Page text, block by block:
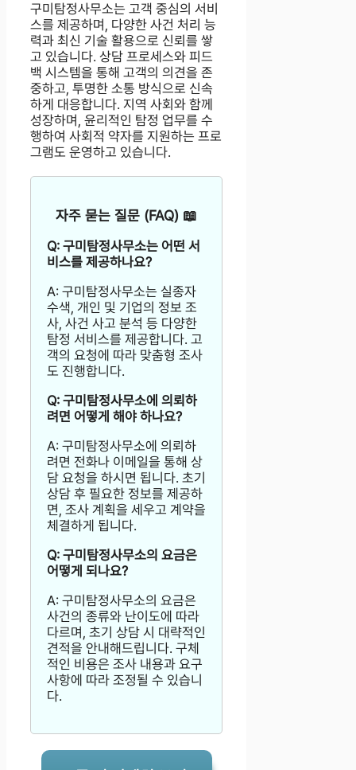
구미탐정사무소는 고객 중심의 서비
스를 제공하며, 다양한 사건 처리 능
력과 최신 기술 활용으로 신뢰를 쌓
고 있습니다. 상담 프로세스와 피드
백 시스템을 통해 고객의 의견을 존
중하고, 투명한 소통 방식으로 신속
하게 대응합니다. 지역 사회와 함께
성장하며, 윤리적인 탐정 업무를 수
행하여 사회적 약자를 지원하는 프로
그램도 운영하고 있습니다.
자주 묻는 질문 (FAQ) 📖
Q: 구미탐정사무소는 어떤 서
비스를 제공하나요?
A: 구미탐정사무소는 실종자
수색, 개인 및 기업의 정보 조
사, 사건 사고 분석 등 다양한
탐정 서비스를 제공합니다. 고
객의 요청에 따라 맞춤형 조사
도 진행합니다.
Q: 구미탐정사무소에 의뢰하
려면 어떻게 해야 하나요?
A: 구미탐정사무소에 의뢰하
려면 전화나 이메일을 통해 상
담 요청을 하시면 됩니다. 초기
상담 후 필요한 정보를 제공하
면, 조사 계획을 세우고 계약을
체결하게 됩니다.
Q: 구미탐정사무소의 요금은
어떻게 되나요?
A: 구미탐정사무소의 요금은
사건의 종류와 난이도에 따라
다르며, 초기 상담 시 대략적인
견적을 안내해드립니다. 구체
적인 비용은 조사 내용과 요구
사항에 따라 조정될 수 있습니
다.